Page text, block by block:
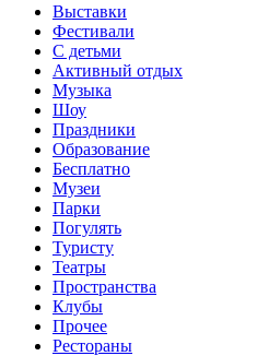
Выставки
Фестивали
С детьми
Активный отдых
Музыка
Шоу
Праздники
Образование
Бесплатно
Музеи
Парки
Погулять
Туристу
Театры
Пространства
Клубы
Прочее
Рестораны